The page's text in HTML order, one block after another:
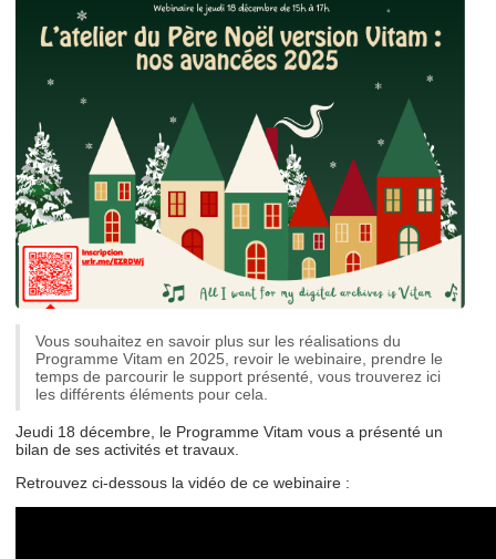
Vous souhaitez en savoir plus sur les réalisations du
Programme Vitam en 2025, revoir le webinaire, prendre le
temps de parcourir le support présenté, vous trouverez ici
les différents éléments pour cela.
Jeudi 18 décembre, le Programme Vitam vous a présenté un
bilan de ses activités et travaux.
Retrouvez ci-dessous la vidéo de ce webinaire :